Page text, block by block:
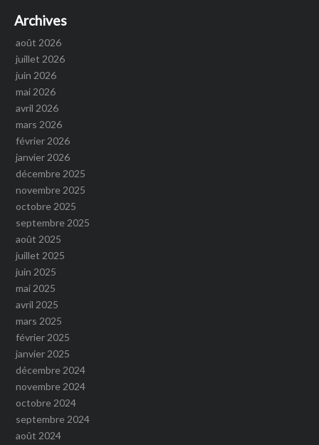
Archives
août 2026
juillet 2026
juin 2026
mai 2026
avril 2026
mars 2026
février 2026
janvier 2026
décembre 2025
novembre 2025
octobre 2025
septembre 2025
août 2025
juillet 2025
juin 2025
mai 2025
avril 2025
mars 2025
février 2025
janvier 2025
décembre 2024
novembre 2024
octobre 2024
septembre 2024
août 2024